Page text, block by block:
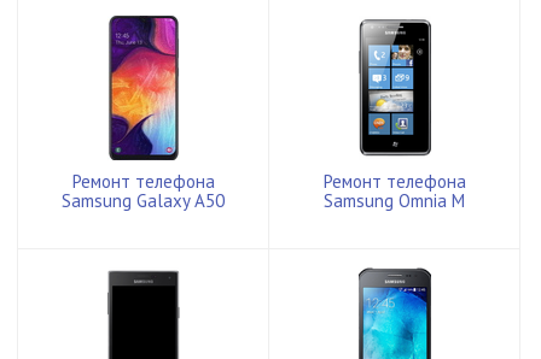
Ремонт телефона
Samsung Galaxy A50
Ремонт телефона
Samsung Omnia M